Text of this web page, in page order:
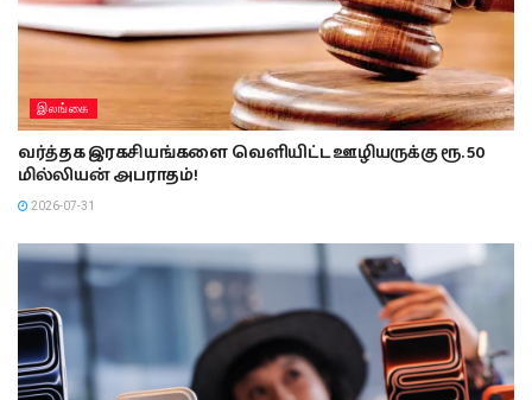
இலங்கை
வர்த்தக இரகசியங்களை வெளியிட்ட ஊழியருக்கு ரூ. 50
மில்லியன் அபராதம்!
2026-07-31